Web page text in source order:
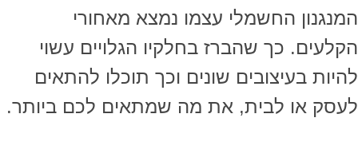
המנגנון החשמלי עצמו נמצא מאחורי
הקלעים. כך שהברז בחלקיו הגלויים עשוי
להיות בעיצובים שונים וכך תוכלו להתאים
לעסק או לבית, את מה שמתאים לכם ביותר.